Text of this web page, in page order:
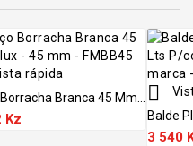
rápida
Branca 45 Mm...
Kz

Balde
3 540